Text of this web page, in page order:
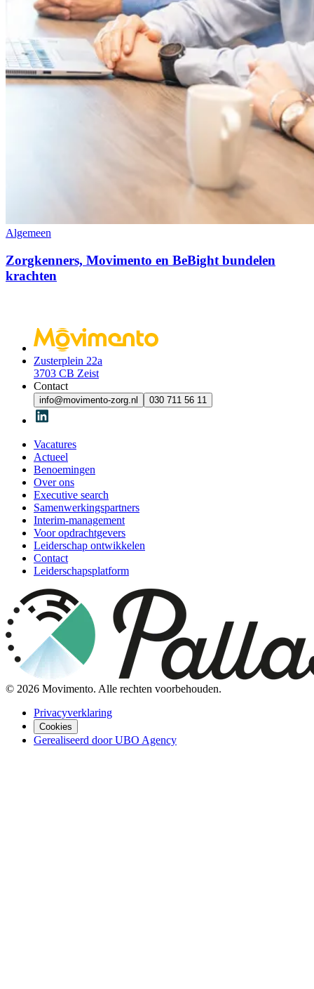
Algemeen
Zorgkenners, Movimento en BeBight bundelen
krachten
Zusterplein 22a
3703 CB Zeist
Contact
info@movimento-zorg.nl 030 711 56 11
Vacatures
Actueel
Benoemingen
Over ons
Executive search
Samenwerkingspartners
Interim-management
Voor opdrachtgevers
Leiderschap ontwikkelen
Contact
Leiderschapsplatform
© 2026 Movimento. Alle rechten voorbehouden.
Privacyverklaring
Cookies
Gerealiseerd door UBO Agency